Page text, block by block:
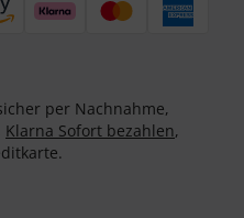
per Nachnahme,
Klarna Sofort bezahlen,